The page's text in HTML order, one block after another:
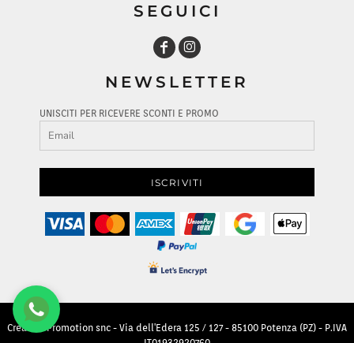
SEGUICI
NEWSLETTER
UNISCITI PER RICEVERE SCONTI E PROMO
ISCRIVITI
Creative Promotion snc - Via dell'Edera 125 / 127 - 85100 Potenza (PZ) - P.IVA